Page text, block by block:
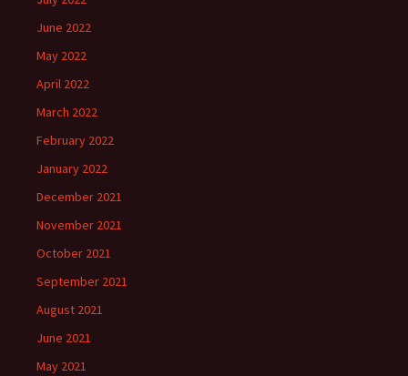
June 2022
May 2022
April 2022
March 2022
February 2022
January 2022
December 2021
November 2021
October 2021
September 2021
August 2021
June 2021
May 2021